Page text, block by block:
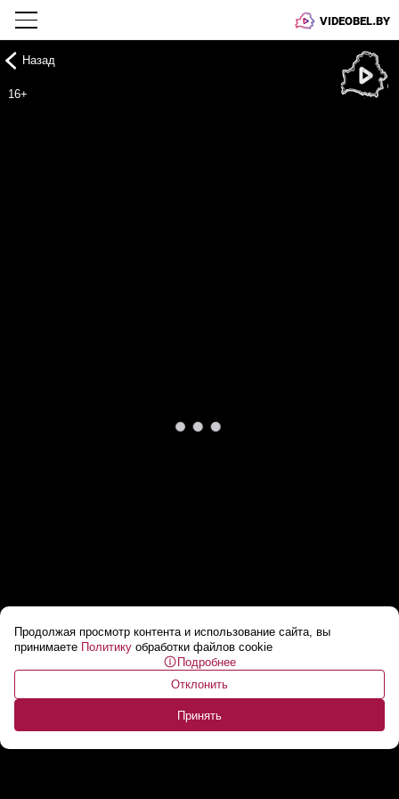
VIDEOBEL.BY
Продолжая просмотр контента и использование сайта, вы
принимаете Политику обработки файлов cookie
Подробнее
Отклонить
Принять
Назад
16+
Пора доставать куртки? Прогноз на неделю
в Беларуси! // Погода 6-12 июля...